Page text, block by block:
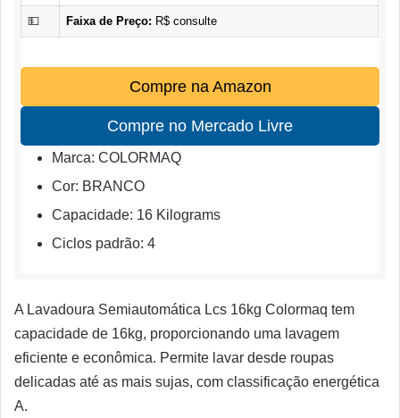
💵 Faixa de Preço: R$ consulte
Compre na Amazon
Compre no Mercado Livre
Marca: COLORMAQ
Cor: BRANCO
Capacidade: 16 Kilograms
Ciclos padrão: 4
A Lavadoura Semiautomática Lcs 16kg Colormaq tem
capacidade de 16kg, proporcionando uma lavagem
eficiente e econômica. Permite lavar desde roupas
delicadas até as mais sujas, com classificação energética
A.